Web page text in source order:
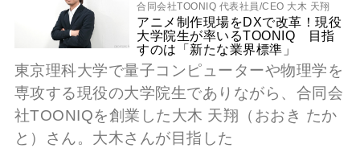
合同会社TOONIQ 代表社員/CEO 大木 天翔
アニメ制作現場をDXで改革！現役
大学院生が率いるTOONIQ 目指
すのは「新たな業界標準」
東京理科大学で量子コンピューターや物理学を
専攻する現役の大学院生でありながら、合同会
社TOONIQを創業した大木 天翔（おおき たか
と）さん。大木さんが目指した